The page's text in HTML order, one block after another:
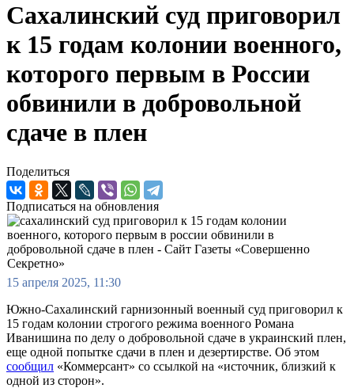
Сахалинский суд приговорил
к 15 годам колонии военного,
которого первым в России
обвинили в добровольной
сдаче в плен
Поделиться
Подписаться на обновления
15 апреля 2025, 11:30
Южно-Сахалинский гарнизонный военный суд приговорил к
15 годам колонии строгого режима военного Романа
Иванишина по делу о добровольной сдаче в украинский плен,
еще одной попытке сдачи в плен и дезертирстве. Об этом
сообщил «Коммерсант» со ссылкой на «источник, близкий к
одной из сторон».